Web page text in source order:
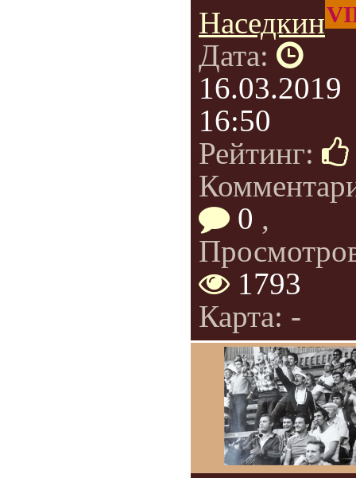
Наседкин
Дата:
16.03.2019
16:50
Рейтинг:
0 ,
1793
Карта: -